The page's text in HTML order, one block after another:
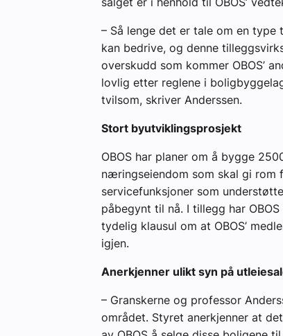
– Så lenge det er tale om en
kan bedrive, og denne
overskudd som kommer OBOS’
lovlig etter reglene i
tvilsom, skriver Anderssen.
Stort byutviklingsprosjekt
OBOS har planer om å bygge
næringseiendom som skal gi rom
servicefunksjoner som
påbegynt til nå. I tillegg har
tydelig klausul om at OBOS’
igjen.
Anerkjenner ulikt syn på
– Granskerne og professor
området. Styret anerkjenner at